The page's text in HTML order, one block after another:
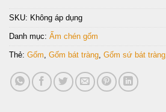
SKU: Không áp dụng
Danh mục: Ấm chén gốm
Thẻ: Gốm Gốm bát tràng Gốm sứ bát tràng